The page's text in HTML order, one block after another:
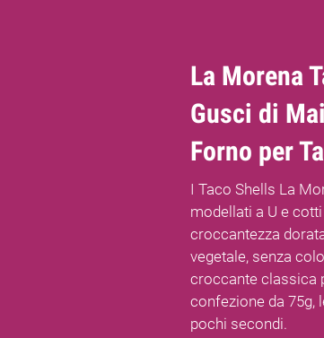
La Morena
Gusci di
Forno per
I Taco Shells La
modellati a U e
croccantezza
vegetale, senza
croccante classica
confezione da 75g,
pochi secondi.